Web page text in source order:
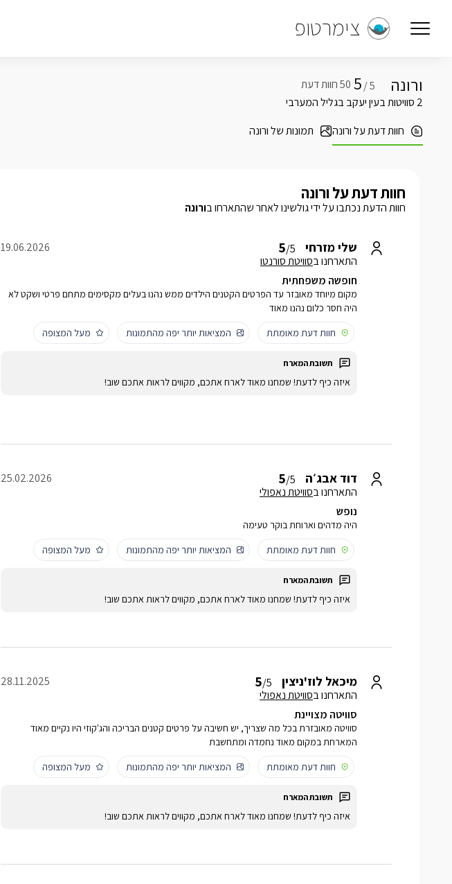
צימרטופ
ורונה 5 /
5
2 סוויטות בעין יעקב בגליל המערבי
חוות דעת על ורונה
תמונות של ורונה
חוות דעת על ורונה
חוות הדעת נכתבו על ידי גולשינו לאחר שהתארחו בורונה
שלי מזרחי 5/5
התארחנו בסוויטת סורנטו
19.06.2026
חופשה משפחתית
מקום מיוחד מאובזר עד הפרטים הקטנים הילדים ממש נהנו בעלים מקסימים מתחם פרטי ושקט לא
היה חסר כלום נהנו מאוד
חוות דעת מאומתת
המציאות יותר יפה מהתמונות מעל המצופה
איזה כיף לדעת! שמחנו מאוד לארח אתכם, מקווים לראות אתכם שוב!
דוד אבג׳ה 5/5
התארחנו בסוויטת נאפולי
25.02.2026
נופש
היה מדהים וארוחת בוקר טעימה
חוות דעת מאומתת
המציאות יותר יפה מהתמונות מעל המצופה
איזה כיף לדעת! שמחנו מאוד לארח אתכם, מקווים לראות אתכם שוב!
מיכאל לוז'ניצין 5/5
התארחנו בסוויטת נאפולי
28.11.2025
סוויטה מצויינת
סוויטה מאובזרת בכל מה שצריך, יש חשיבה על פרטים קטנים הבריכה והג'קוזי היו נקיים מאוד
המארחת במקום מאוד נחמדה ומתחשבת
חוות דעת מאומתת
המציאות יותר יפה מהתמונות מעל המצופה
איזה כיף לדעת! שמחנו מאוד לארח אתכם, מקווים לראות אתכם שוב!